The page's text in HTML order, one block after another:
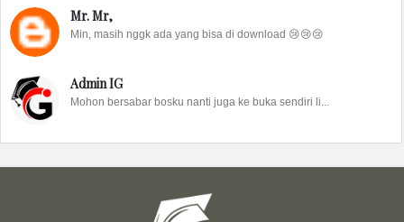
Mr. Mr,
Min, masih nggk ada yang bisa di download 😢😢😢
Admin IG
Mohon bersabar bosku nanti juga ke buka sendiri li...